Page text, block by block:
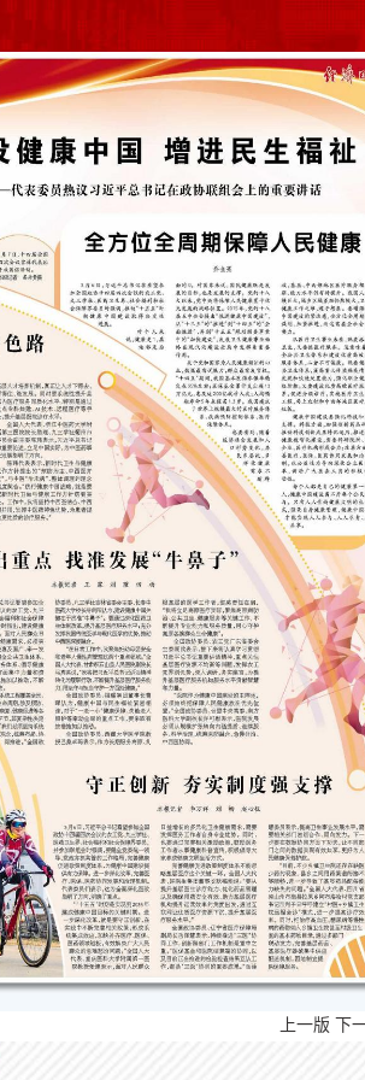
上一版 下
社
国
健
全
的
而
疗
更
体
足
下
市
的
住
建
副
了